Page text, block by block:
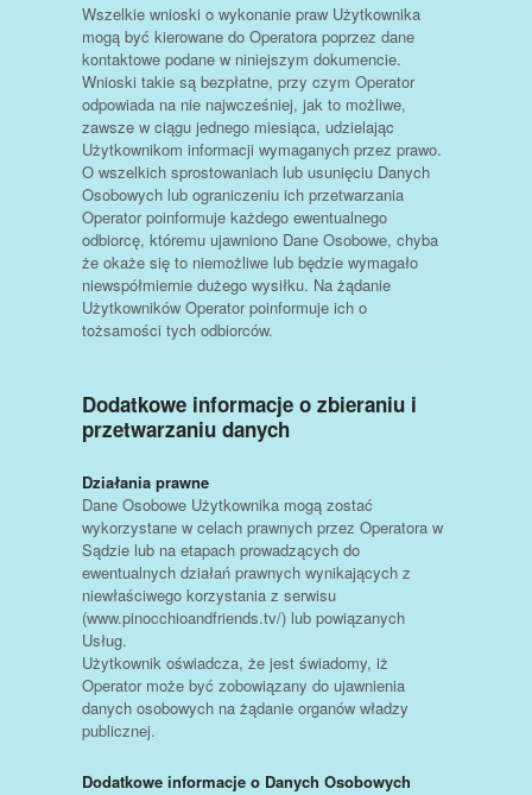
Wszelkie wnioski o wykonanie praw Użytkownika
mogą być kierowane do Operatora poprzez dane
kontaktowe podane w niniejszym dokumencie.
Wnioski takie są bezpłatne, przy czym Operator
odpowiada na nie najwcześniej, jak to możliwe,
zawsze w ciągu jednego miesiąca, udzielając
Użytkownikom informacji wymaganych przez prawo.
O wszelkich sprostowaniach lub usunięciu Danych
Osobowych lub ograniczeniu ich przetwarzania
Operator poinformuje każdego ewentualnego
odbiorcę, któremu ujawniono Dane Osobowe, chyba
że okaże się to niemożliwe lub będzie wymagało
niewspółmiernie dużego wysiłku. Na żądanie
Użytkowników Operator poinformuje ich o
tożsamości tych odbiorców.
Dodatkowe informacje o zbieraniu i
przetwarzaniu danych
Działania prawne
Dane Osobowe Użytkownika mogą zostać
wykorzystane w celach prawnych przez Operatora w
Sądzie lub na etapach prowadzących do
ewentualnych działań prawnych wynikających z
niewłaściwego korzystania z serwisu
(www.pinocchioandfriends.tv/) lub powiązanych
Usług.
Użytkownik oświadcza, że jest świadomy, iż
Operator może być zobowiązany do ujawnienia
danych osobowych na żądanie organów władzy
publicznej.
Dodatkowe informacje o Danych Osobowych